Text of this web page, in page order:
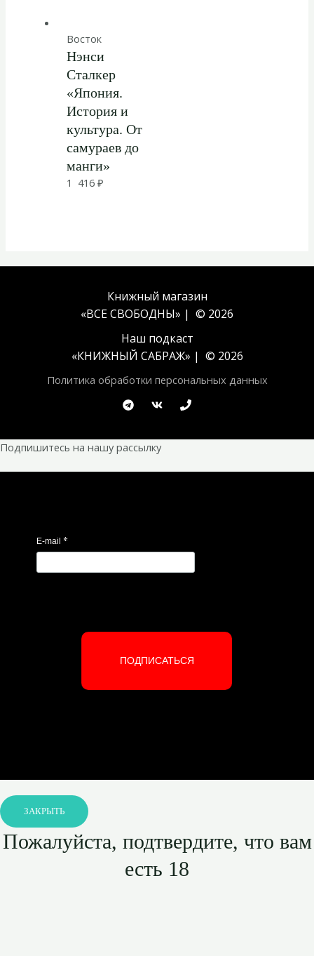
Восток
Нэнси
Сталкер
«Япония.
История и
культура. От
самураев до
манги»
1 416₽
Книжный магазин
«ВСЕ СВОБОДНЫ» | © 2026
Наш подкаст
«КНИЖНЫЙ САБРАЖ» | © 2026
Политика обработки персональных данных
Подпишитесь на нашу рассылку
E-mail *
ПОДПИСАТЬСЯ
ЗАКРЫТЬ
Пожалуйста, подтвердите, что вам
есть 18